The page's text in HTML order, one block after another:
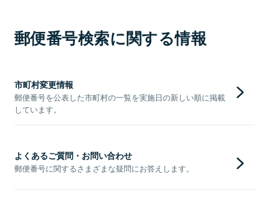
郵便番号検索に関する情報
市町村変更情報
郵便番号を公表した市町村の一覧を実施日の新しい順に掲載
しています。
よくあるご質問・お問い合わせ
郵便番号に関するさまざまな疑問にお答えします。